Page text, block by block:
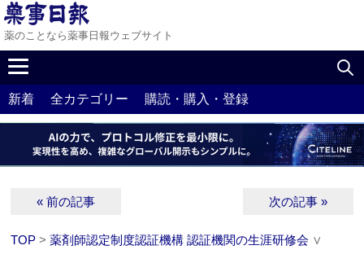
薬のことなら薬事日報ウェブサイト
新着 全カテゴリー 購読・購入・登録
« 前の記事 次の記事 »
TOP >薬剤師認定制度認証機構 認証機関の生涯研修会 ∨